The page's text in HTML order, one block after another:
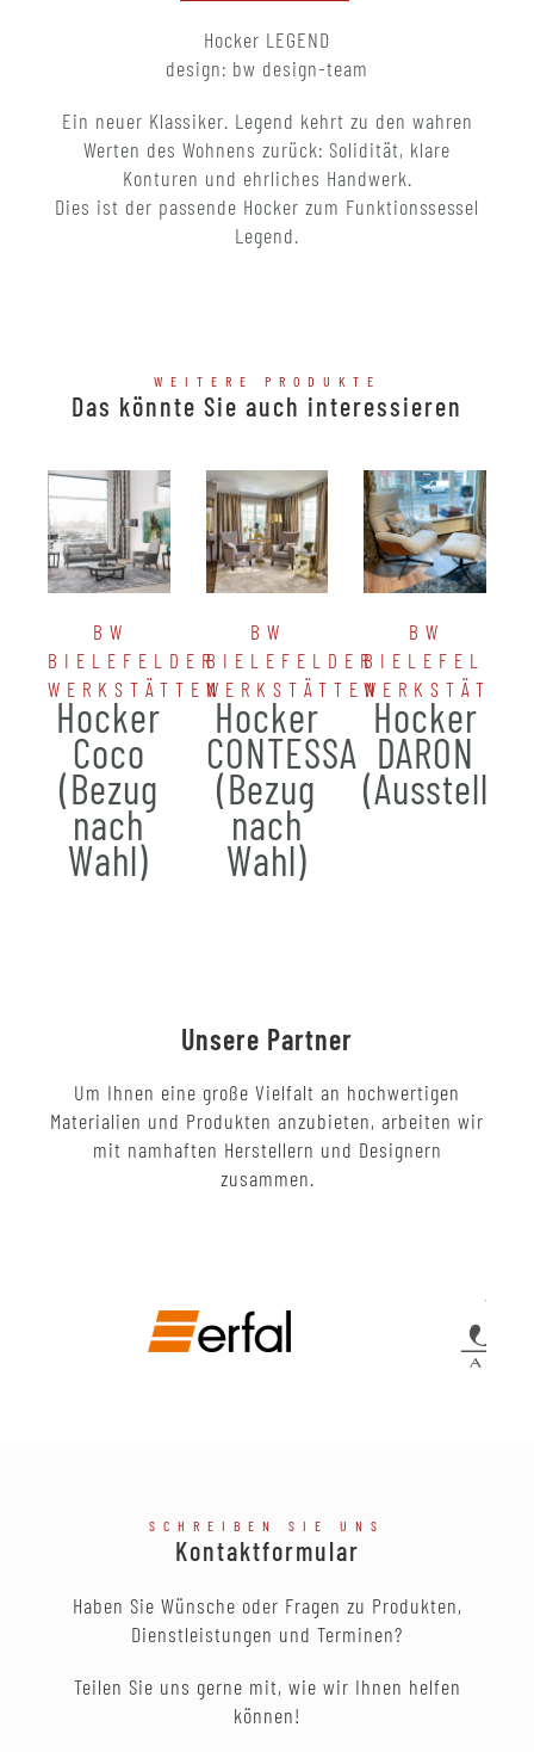
Hocker LEGEND
design: bw design-team
Ein neuer Klassiker. Legend kehrt zu den wahren
Werten des Wohnens zurück: Solidität, klare
Konturen und ehrliches Handwerk.
Dies ist der passende Hocker zum Funktionssessel
Legend.
WEITERE PRODUKTE
Das könnte Sie auch interessieren
BW
BIELEFELDER
WERKSTÄTTEN
Hocker
Coco
(Bezug
nach
Wahl)
BW
BIELEFELDER
WERKSTÄTTEN
Hocker
CONTESSA
(Bezug
nach
Wahl)
BW
BIELEFELDER
Hocker
DARON
Unsere Partner
Um Ihnen eine große Vielfalt an hochwertigen
Materialien und Produkten anzubieten, arbeiten wir
mit namhaften Herstellern und Designern
zusammen.
SCHREIBEN SIE UNS
Kontaktformular
Haben Sie Wünsche oder Fragen zu Produkten,
Dienstleistungen und Terminen?
Teilen Sie uns gerne mit, wie wir Ihnen helfen
können!